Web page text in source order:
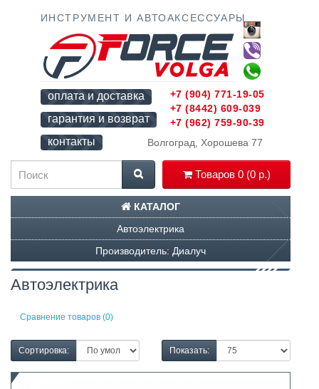
ИНСТРУМЕНТ И АВТОАКСЕССУАРЫ
оплата и доставка
гарантия и возврат
контакты
Волгоград, Хорошева 77
Товаров 0 (0 р.)
+7 (904) 771-19-05
+7 (8442) 609-039
+7 (962) 759-90-39
КАТАЛОГ
Автоэлектрика
Производитель: Диалуч
Автоэлектрика
Сравнение товаров (0)
Сортировка: Показать: